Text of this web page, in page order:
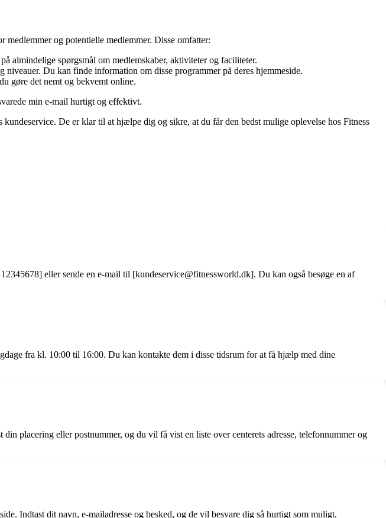
og potentielle medlemmer. Disse omfatter:
almindelige spørgsmål om medlemskaber, aktiviteter og faciliteter.
Du kan finde information om disse programmer på deres hjemmeside.
gøre det nemt og bekvemt online.
min e-mail hurtigt og effektivt.
De er klar til at hjælpe dig og sikre, at du får den bedst mulige oplevelse hos Fitness
eller sende en e-mail til [kundeservice@fitnessworld.dk]. Du kan også besøge en af
fra kl. 10:00 til 16:00. Du kan kontakte dem i disse tidsrum for at få hjælp med dine
placering eller postnummer, og du vil få vist en liste over centerets adresse, telefonnummer og
Indtast dit navn, e-mailadresse og besked, og de vil besvare dig så hurtigt som muligt.